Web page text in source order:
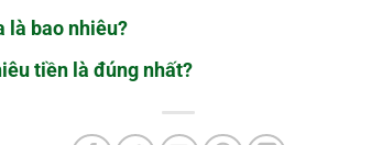
là bao nhiêu?
tiền là đúng nhất?